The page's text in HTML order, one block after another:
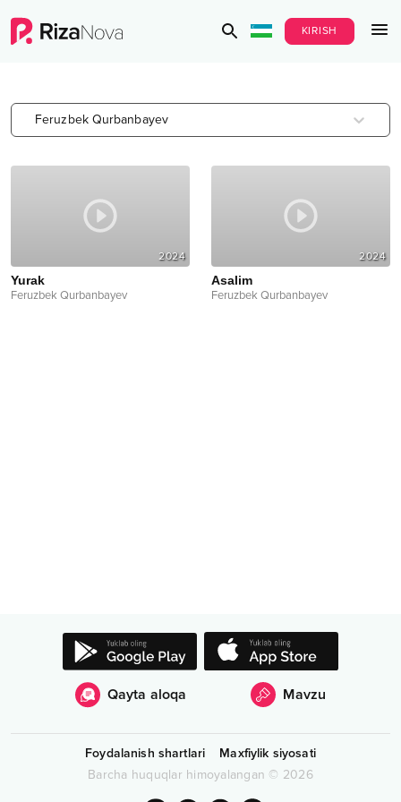
KIRISH
Feruzbek Qurbanbayev
2024
Yurak
Feruzbek Qurbanbayev
2024
Asalim
Feruzbek Qurbanbayev
Qayta aloqa Mavzu
Foydalanish shartlari
Maxfiylik siyosati
Barcha huquqlar himoyalangan © 2026